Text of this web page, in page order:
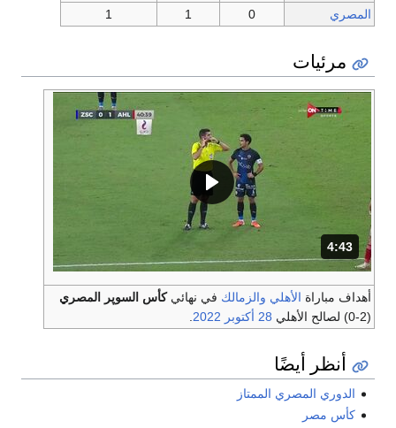
المصري
0
1
1
مرئيات
المدة: دقائق و 43 ثواني.
4:43
أهداف مباراة الأهلي والزمالك في نهائيكأس السوپر المصري
(2-0) لصالح الأهلي
28 أكتوبر 2022
أنظر أيضًا
الدوري المصري الممتاز
كأس مصر